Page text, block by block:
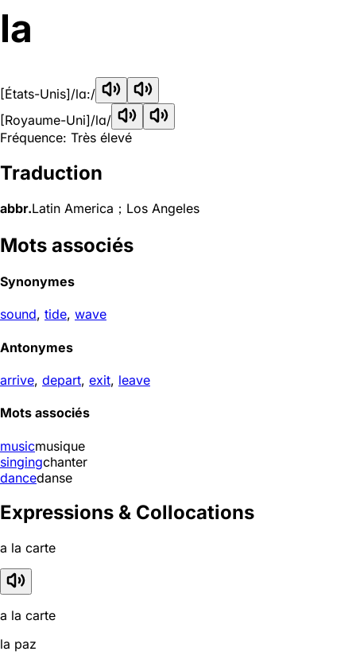
la
[États-Unis]/lɑ:/
[Royaume-Uni]/lɑ/
Fréquence: Très élevé
Traduction
abbr.Latin America；Los Angeles
Mots associés
Synonymes
sound, tide, wave
Antonymes
arrive, depart, exit, leave
Mots associés
musicmusique
singingchanter
dancedanse
Expressions & Collocations
a la carte
a la carte
la paz